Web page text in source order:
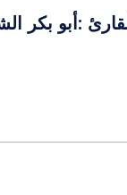
:أبو بكر